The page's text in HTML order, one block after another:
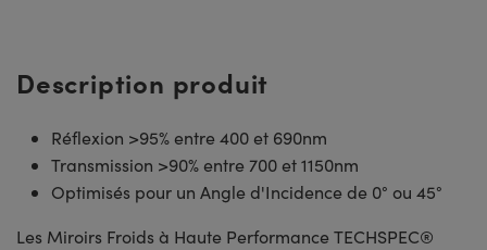
Description produit
Réflexion >95% entre 400 et 690nm
Transmission >90% entre 700 et 1150nm
Optimisés pour un Angle d'Incidence de 0° ou 45°
Les Miroirs Froids à Haute Performance TECHSPEC®